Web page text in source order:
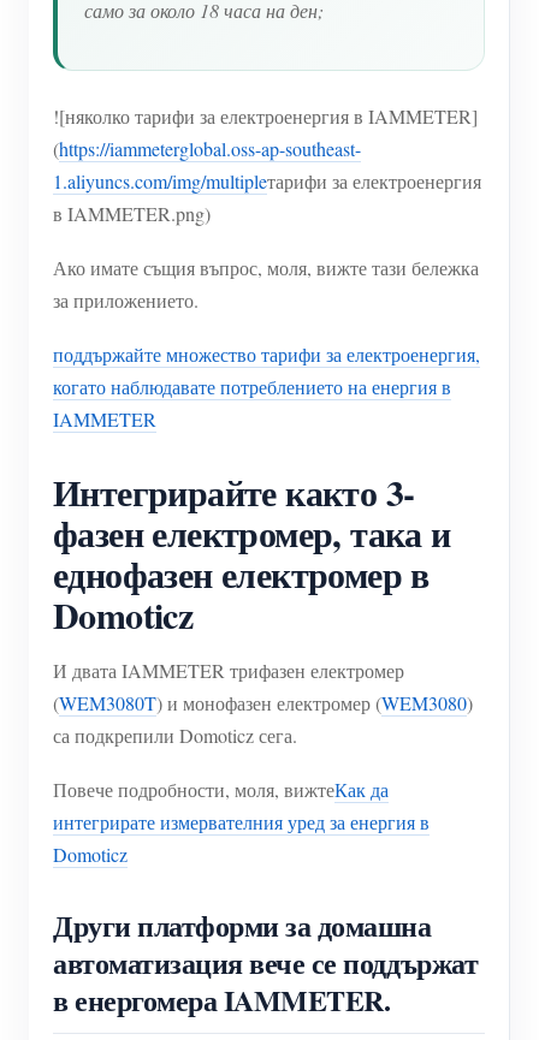
само за около 18 часа на ден;
![няколко тарифи за електроенергия в IAMMETER]
(https://iammeterglobal.oss-ap-southeast-
1.aliyuncs.com/img/multipleтарифи за електроенергия
в IAMMETER.png)
Ако имате същия въпрос, моля, вижте тази бележка
за приложението.
поддържайте множество тарифи за електроенергия,
когато наблюдавате потреблението на енергия в
IAMMETER
Интегрирайте както 3-
фазен електромер, така и
еднофазен електромер в
Domoticz
И двата IAMMETER трифазен електромер
(WEM3080T) и монофазен електромер (WEM3080)
са подкрепили Domoticz сега.
Повече подробности, моля, вижтеКак да
интегрирате измервателния уред за енергия в
Domoticz
Други платформи за домашна
автоматизация вече се поддържат
в енергомера IAMMETER.